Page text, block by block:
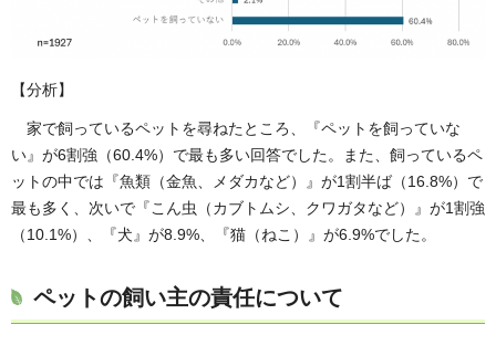
【分析】
家で飼っているペットを尋ねたところ、『ペットを飼っていな
い』が6割強（60.4%）で最も多い回答でした。また、飼っているペ
ットの中では『魚類（金魚、メダカなど）』が1割半ば（16.8%）で
最も多く、次いで『こん虫（カブトムシ、クワガタなど）』が1割強
（10.1%）、『犬』が8.9%、『猫（ねこ）』が6.9%でした。
ペットの飼い主の責任について